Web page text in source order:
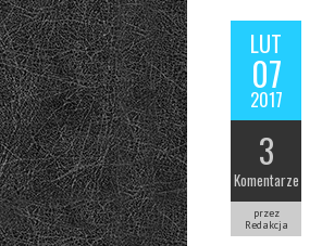
LUT
07
2017
3
Komentarze
przez
Redakcja